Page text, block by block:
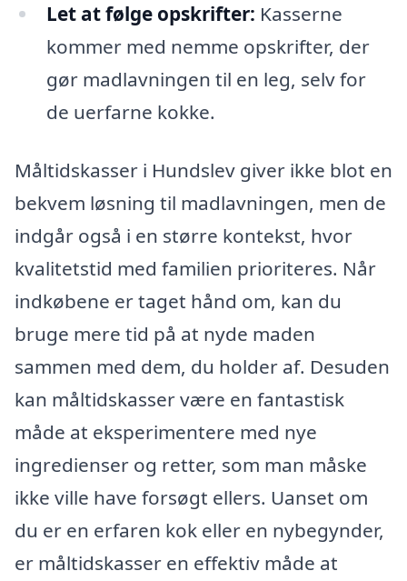
Let at følge opskrifter: Kasserne
kommer med nemme opskrifter, der
gør madlavningen til en leg, selv for
de uerfarne kokke.
Måltidskasser i Hundslev giver ikke blot en
bekvem løsning til madlavningen, men de
indgår også i en større kontekst, hvor
kvalitetstid med familien prioriteres. Når
indkøbene er taget hånd om, kan du
bruge mere tid på at nyde maden
sammen med dem, du holder af. Desuden
kan måltidskasser være en fantastisk
måde at eksperimentere med nye
ingredienser og retter, som man måske
ikke ville have forsøgt ellers. Uanset om
du er en erfaren kok eller en nybegynder,
er måltidskasser en effektiv måde at